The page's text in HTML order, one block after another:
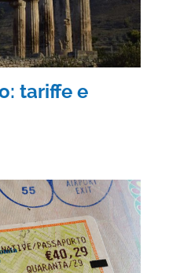
tariffe e